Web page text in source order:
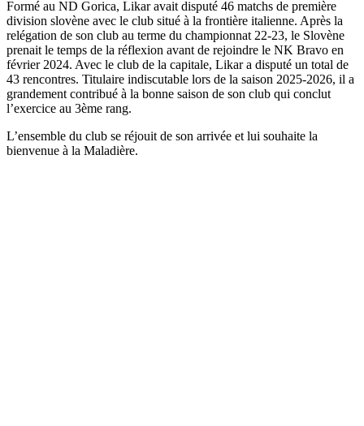
Formé au ND Gorica, Likar avait disputé 46 matchs de première
division slovène avec le club situé à la frontière italienne. Après la
relégation de son club au terme du championnat 22-23, le Slovène
prenait le temps de la réflexion avant de rejoindre le NK Bravo en
février 2024. Avec le club de la capitale, Likar a disputé un total de
43 rencontres. Titulaire indiscutable lors de la saison 2025-2026, il a
grandement contribué à la bonne saison de son club qui conclut
l’exercice au 3ème rang.
L’ensemble du club se réjouit de son arrivée et lui souhaite la
bienvenue à la Maladière.